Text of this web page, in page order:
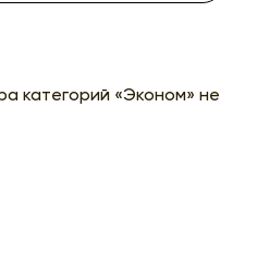
категорий «Эконом» не